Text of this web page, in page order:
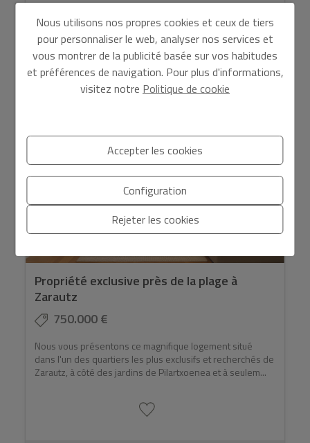
Ref. 8137 105 m2 3 2
Propriété exclusive près de la plage à
Zarautz
750.000 €
Nous vous présentons ce magnifique logement situé
dans l'un des quartiers les plus exclusifs et recherchés de
Zarautz, à côté des jardins de Pilartxoenea et à seulem...
Nous utilisons nos propres cookies et ceux de tiers
pour personnaliser le web, analyser nos services et
vous montrer de la publicité basée sur vos habitudes
et préférences de navigation. Pour plus d'informations,
visitez notre Politique de cookie
Accepter les cookies
Configuration
Rejeter les cookies